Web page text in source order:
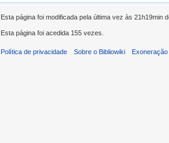
Esta página foi modificada pela última vez às 21h19min
Esta página foi acedida 155 vezes.
Política de privacidade Sobre o Bibliowiki